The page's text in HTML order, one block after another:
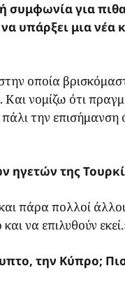
για
υπάρξει μια
οποία
νομίζω ότι
την επισήμανση
της
πάρα πολλοί
να επιλυθούν
την Κύπρο;